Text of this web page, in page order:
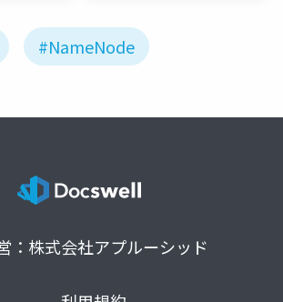
#NameNode
：株式会社アプルーシッド